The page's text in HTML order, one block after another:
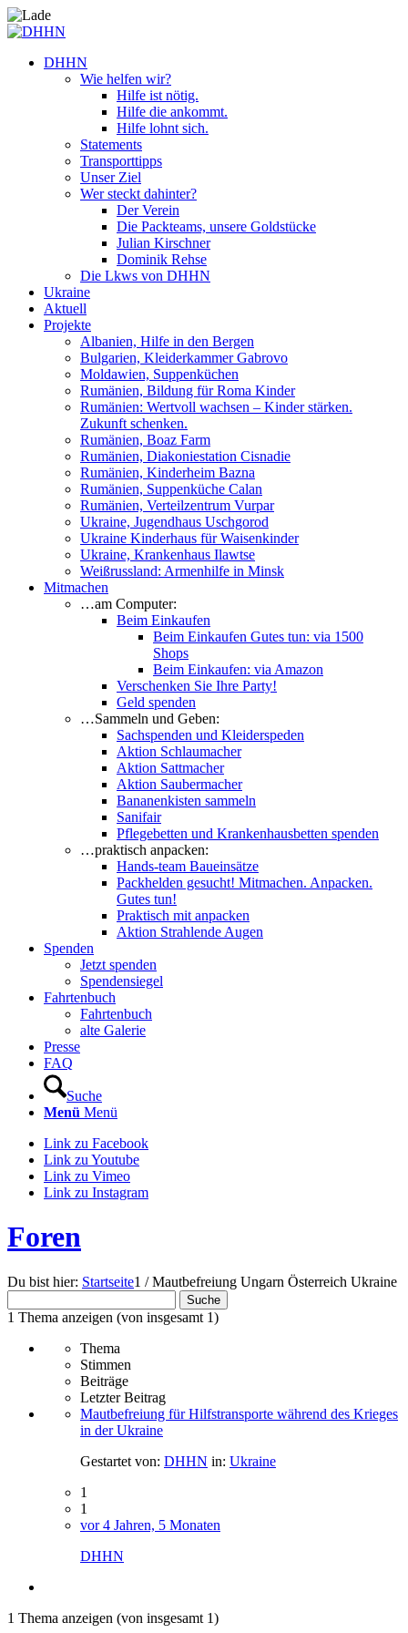
DHHN
Wie helfen wir?
Hilfe ist nötig.
Hilfe die ankommt.
Hilfe lohnt sich.
Statements
Transporttipps
Unser Ziel
Wer steckt dahinter?
Der Verein
Die Packteams, unsere Goldstücke
Julian Kirschner
Dominik Rehse
Die Lkws von DHHN
Ukraine
Aktuell
Projekte
Albanien, Hilfe in den Bergen
Bulgarien, Kleiderkammer Gabrovo
Moldawien, Suppenküchen
Rumänien, Bildung für Roma Kinder
Rumänien: Wertvoll wachsen – Kinder stärken.
Zukunft schenken.
Rumänien, Boaz Farm
Rumänien, Diakoniestation Cisnadie
Rumänien, Kinderheim Bazna
Rumänien, Suppenküche Calan
Rumänien, Verteilzentrum Vurpar
Ukraine, Jugendhaus Uschgorod
Ukraine Kinderhaus für Waisenkinder
Ukraine, Krankenhaus Ilawtse
Weißrussland: Armenhilfe in Minsk
Mitmachen
…am Computer:
Beim Einkaufen
Beim Einkaufen Gutes tun: via 1500
Shops
Beim Einkaufen: via Amazon
Verschenken Sie Ihre Party!
Geld spenden
…Sammeln und Geben:
Sachspenden und Kleiderspeden
Aktion Schlaumacher
Aktion Sattmacher
Aktion Saubermacher
Bananenkisten sammeln
Sanifair
Pflegebetten und Krankenhausbetten spenden
…praktisch anpacken:
Hands-team Baueinsätze
Packhelden gesucht! Mitmachen. Anpacken.
Gutes tun!
Praktisch mit anpacken
Aktion Strahlende Augen
Spenden
Jetzt spenden
Spendensiegel
Fahrtenbuch
Fahrtenbuch
alte Galerie
Presse
FAQ
Suche
Menü Menü
Link zu Facebook
Link zu Youtube
Link zu Vimeo
Link zu Instagram
Foren
Du bist hier: Startseite1 / Mautbefreiung Ungarn Österreich Ukraine
nach:
1 Thema anzeigen (von insgesamt 1)
Thema
Stimmen
Beiträge
Letzter Beitrag
Mautbefreiung für Hilfstransporte während des Krieges
in der Ukraine
Gestartet von: DHHN in: Ukraine
1
1
vor 4 Jahren, 5 Monaten
DHHN
1 Thema anzeigen (von insgesamt 1)